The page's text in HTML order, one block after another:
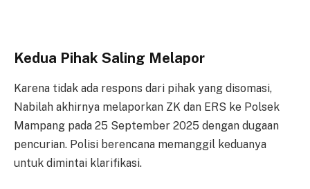
Kedua Pihak Saling Melapor
Karena tidak ada respons dari pihak yang disomasi,
Nabilah akhirnya melaporkan ZK dan ERS ke Polsek
Mampang pada 25 September 2025 dengan dugaan
pencurian. Polisi berencana memanggil keduanya
untuk dimintai klarifikasi.